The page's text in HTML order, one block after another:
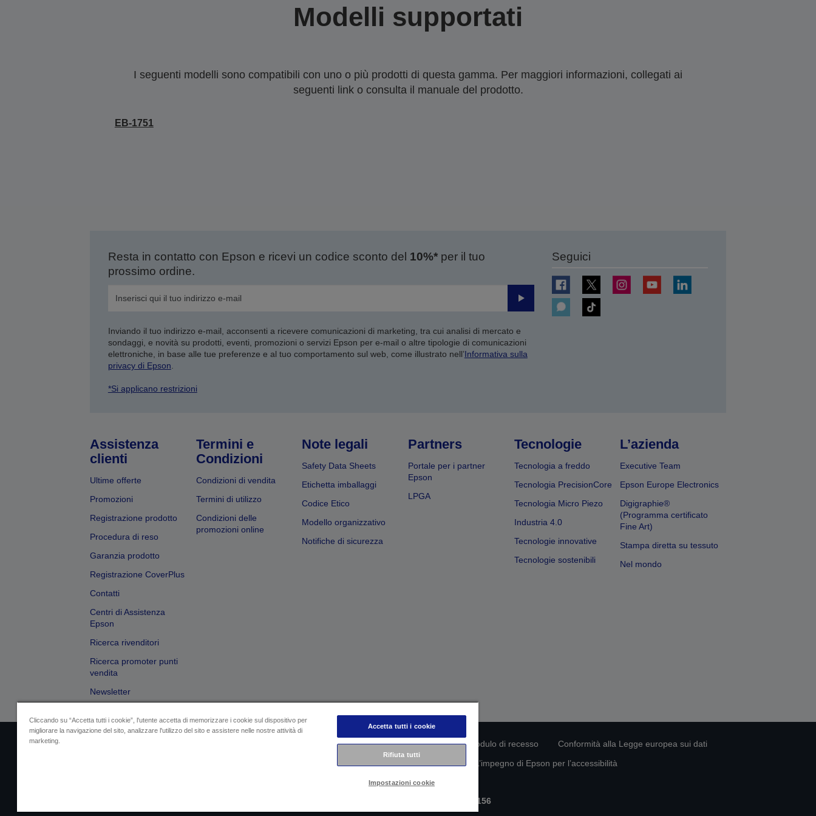
Modelli supportati
I seguenti modelli sono compatibili con uno o più prodotti di questa gamma. Per maggiori informazioni, collegati ai
seguenti link o consulta il manuale del prodotto.
EB-1751
Resta in contatto con Epson e ricevi un codice sconto del 10%*per il tuo
prossimo ordine.
Invia
Inviando il tuo indirizzo e-mail, acconsenti a ricevere comunicazioni di marketing, tra cui analisi di mercato e
sondaggi, e novità su prodotti, eventi, promozioni o servizi Epson per e-mail o altre tipologie di comunicazioni
elettroniche, in base alle tue preferenze e al tuo comportamento sul web, come illustrato nell’Informativa sulla
privacy di Epson
*Si applicano restrizioni
Seguici
Assistenza
clienti
Ultime offerte
Promozioni
Registrazione prodotto
Procedura di reso
Garanzia prodotto
Registrazione CoverPlus
Contatti
Centri di Assistenza
Epson
Ricerca rivenditori
Ricerca promoter punti
vendita
Newsletter
Termini e
Condizioni
Condizioni di vendita
Termini di utilizzo
Condizioni delle
promozioni online
Note legali
Safety Data Sheets
Etichetta imballaggi
Codice Etico
Modello organizzativo
Notifiche di sicurezza
Partners
Portale per i partner
Epson
LPGA
Tecnologie
Tecnologia a freddo
Tecnologia PrecisionCore
Tecnologia Micro Piezo
Industria 4.0
Tecnologie innovative
Tecnologie sostenibili
L’azienda
Executive Team
Epson Europe Electronics
Digigraphie®
(Programma certificato
Fine Art)
Stampa diretta su tessuto
Nel mondo
Informativa sulla privacy Modulo di recesso
Conformità alla Legge europea sui dati
Contattaci per informazioni sui tuoi dati
L’impegno di Epson per l’accessibilità
Copyright © 2026 Seiko Epson
Epson Italia S.p.A. | P.IVA IT07511580156
Cliccando su “Accetta tutti i cookie”, l'utente accetta di memorizzare i cookie sul dispositivo per
migliorare la navigazione del sito, analizzare l'utilizzo del sito e assistere nelle nostre attività di
marketing.
Accetta tutti i cookie
Rifiuta tutti
Impostazioni cookie